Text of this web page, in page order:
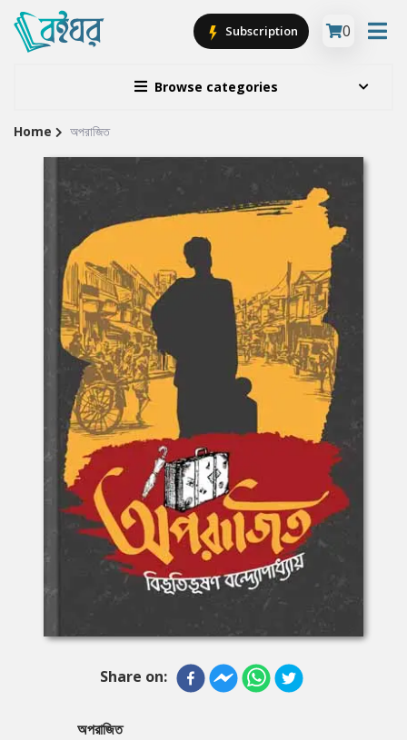
Browse categories
Subscription 0
Site
Home অপরাজিত
Share on:
অপরাজিত